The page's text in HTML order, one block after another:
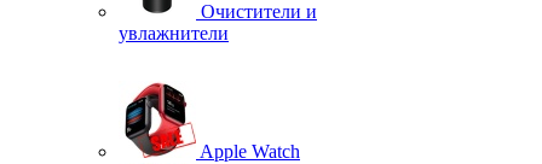
Очистители и
увлажнители
Apple Watch